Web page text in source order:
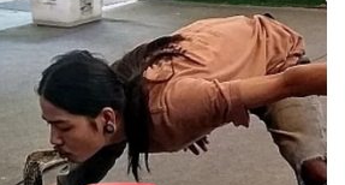
പ്രതിരോധ മന്ത്രി
നിയന്ത്രിക്കുന്നത് ഒരു
STEERED ARRY RADAR
.ഇത്തരം റഡാർ